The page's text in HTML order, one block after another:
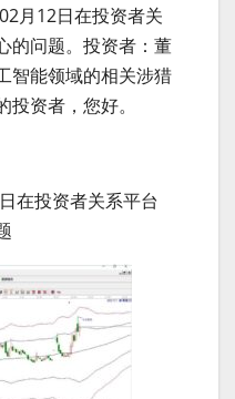
月12日在投资者关
的问题。投资者：董
智能领域的相关涉猎
资者，您好。
在投资者关系平台